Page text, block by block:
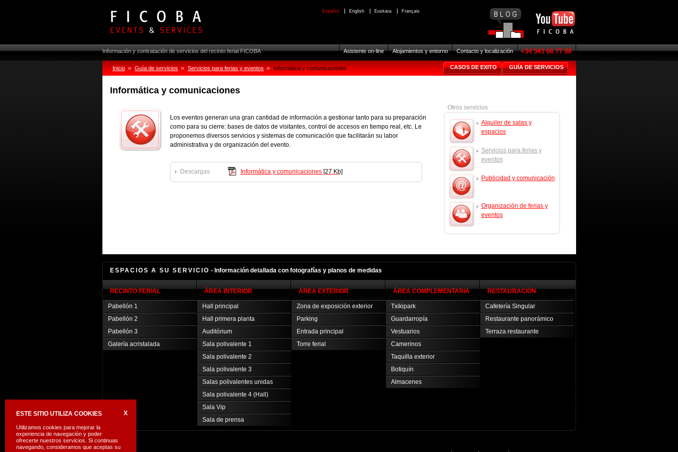
Español English Euskara Français
Asistente on-line Alojamientos y entorno Contacto y localización +34 943 66 77 88
Información y contratación de servicios del recinto ferial FICOBA
CASOS DE EXITO GUÍA DE SERVICIOS
Inicio Guía de servicios Servicios para ferias y eventos Informática y comunicaciones
Informática y comunicaciones
Los eventos generan una gran cantidad de información a gestionar tanto para su preparación
como para su cierre: bases de datos de visitantes, control de accesos en tiempo real, etc. Le
proponemos diversos servicios y sistemas de comunicación que facilitarán su labor
administrativa y de organización del evento.
Descargas Informática y comunicaciones[27 Kb]
Otros servicios
Alquiler de salas y
espacios
Servicios para ferias y
eventos
Publicidad y comunicación
Organización de ferias y
eventos
ESPACIOS A SU SERVICIO - Información detallada con fotografías y planos de medidas
RECINTO FERIAL
Pabellón 1
Pabellón 2
Pabellón 3
Galería acristalada
ÁREA INTERIOR
Hall principal
Hall primera planta
Auditórium
Sala polivalente 1
Sala polivalente 2
Sala polivalente 3
Salas polivalentes unidas
Sala polivalente 4 (Hall)
Sala Vip
Sala de prensa
ÁREA EXTERIOR
Zona de exposición exterior
Parking
Entrada principal
Torre ferial
ÁREA COMPLEMENTARIA
Txikipark
Guardarropía
Vestuarios
Camerinos
Taquilla exterior
Botiquín
Almacenes
RESTAURACIÓN
Cafetería Singular
Restaurante panorámico
Terraza restaurante
ESTE SITIO UTILIZA COOKIES X
Utilizamos cookies para mejorar la
experiencia de navegación y poder
ofrecerte nuestros servicios. Si continuas
navegando, consideramos que aceptas su